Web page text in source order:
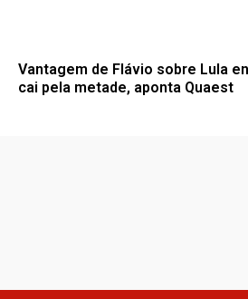
Vantagem de Flávio sobre Lula
cai pela metade, aponta Quaest